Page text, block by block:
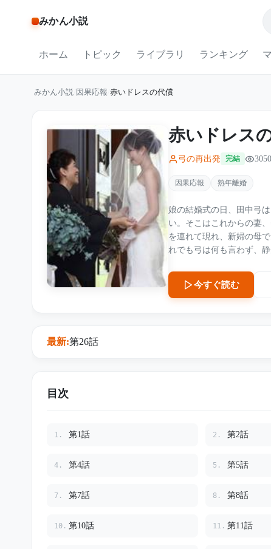
みかん小説
ホーム トピック ライブラリ ランキング
みかん小説 因果応報 赤いドレスの代償
赤いドレス
弓の再出発 完結 3050
因果応報 熟年離婚
娘の結婚式の日、田中弓は夫
い。そこはこれからの妻、美香が座る席だ」 26年間
を連れて現れ、新婦の母
れでも弓は何も言わず、静かに席を譲った。 ただし
ことを。そして新郎の父で
の後、夫は離婚届を突き
祝儀、夫婦の老後資金、会社の
て夫と愛人、そして欲に
今すぐ読む
最新:第26話
目次
1. 第1話 2. 第2話
4. 第4話 5. 第5話
7. 第7話 8. 第8話
10. 第10話 11. 第11話